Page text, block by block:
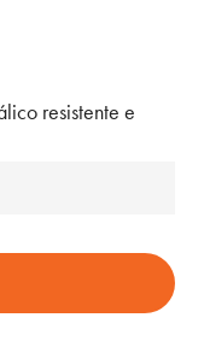
resistente e